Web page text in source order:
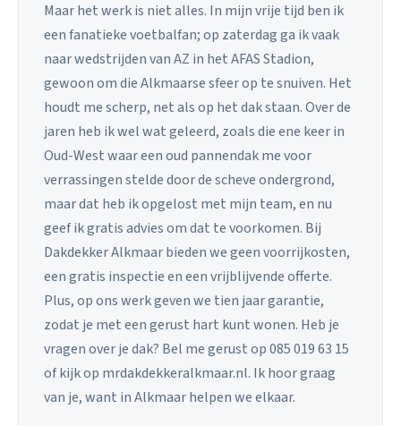
Maar het werk is niet alles. In mijn vrije tijd ben ik
een fanatieke voetbalfan; op zaterdag ga ik vaak
naar wedstrijden van AZ in het AFAS Stadion,
gewoon om die Alkmaarse sfeer op te snuiven. Het
houdt me scherp, net als op het dak staan. Over de
jaren heb ik wel wat geleerd, zoals die ene keer in
Oud-West waar een oud pannendak me voor
verrassingen stelde door de scheve ondergrond,
maar dat heb ik opgelost met mijn team, en nu
geef ik gratis advies om dat te voorkomen. Bij
Dakdekker Alkmaar bieden we geen voorrijkosten,
een gratis inspectie en een vrijblijvende offerte.
Plus, op ons werk geven we tien jaar garantie,
zodat je met een gerust hart kunt wonen. Heb je
vragen over je dak? Bel me gerust op 085 019 63 15
of kijk op mrdakdekkeralkmaar.nl. Ik hoor graag
van je, want in Alkmaar helpen we elkaar.